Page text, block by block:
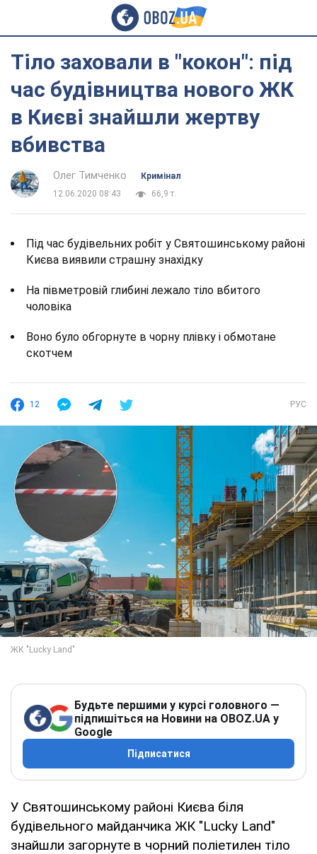
Тіло заховали в "кокон": під
час будівництва нового ЖК
в Києві знайшли жертву
вбивства
Олег Тимченко
Кримінал
12.06.2020 08:43
66,9 т.
Під час будівельних робіт у Святошинському районі
Києва виявили страшну знахідку
На півметровій глибині лежало тіло вбитого
чоловіка
Воно було обгорнуте в чорну плівку і обмотане
скотчем
12 РУС
Будьте першими у курсі головного —
підпишіться на Новини на OBOZ.UA у
Google
Підписатися
У Святошинському районі Києва біля
будівельного майданчика ЖК "Lucky Land"
знайшли загорнуте в чорний поліетилен тіло